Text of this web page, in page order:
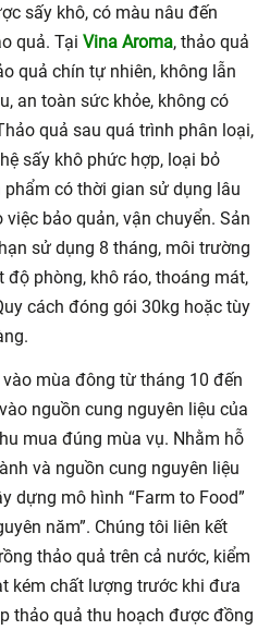
sấy khô, có màu nâu đến
quả. Tại Vina Aroma, thảo quả
quả chín tự nhiên, không lẫn
an toàn sức khỏe, không có
quả sau quá trình phân loại,
sấy khô phức hợp, loại bỏ
có thời gian sử dụng lâu
bảo quản, vận chuyển. Sản
sử dụng 8 tháng, môi trường
độ phòng, khô ráo, thoáng mát,
cách đóng gói 30kg hoặc tùy
mùa đông từ tháng 10 đến
nguồn cung nguyên liệu của
mua đúng mùa vụ. Nhằm hỗ
và nguồn cung nguyên liệu
dựng mô hình “Farm to Food”
năm”. Chúng tôi liên kết
thảo quả trên cả nước, kiểm
kém chất lượng trước khi đưa
thảo quả thu hoạch được đồng